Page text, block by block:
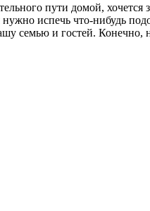
пути домой, хочется
испечь что-нибудь
семью и гостей. Конечно,